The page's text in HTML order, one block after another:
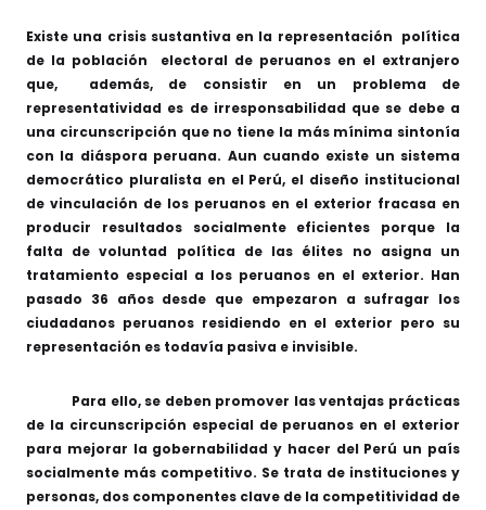
Existe una crisis sustantiva en la representación política
de la población electoral de peruanos en el extranjero
que, además, de consistir en un problema de
representatividad es de irresponsabilidad que se debe a
una circunscripción que no tiene la más mínima sintonía
con la diáspora peruana. Aun cuando existe un sistema
democrático pluralista en el Perú, el diseño institucional
de vinculación de los peruanos en el exterior fracasa en
producir resultados socialmente eficientes porque la
falta de voluntad política de las élites no asigna un
tratamiento especial a los peruanos en el exterior. Han
pasado 36 años desde que empezaron a sufragar los
ciudadanos peruanos residiendo en el exterior pero su
representación es todavía pasiva e invisible.
Para ello, se deben promover las ventajas prácticas
de la circunscripción especial de peruanos en el exterior
para mejorar la gobernabilidad y hacer del Perú un país
socialmente más competitivo. Se trata de instituciones y
personas, dos componentes clave de la competitividad de